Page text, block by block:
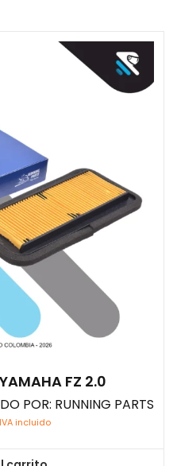
FZ 2.0
POR: RUNNING PARTS
IVA incluido